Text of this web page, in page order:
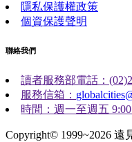
隱私保護權政策
個資保護聲明
聯絡我們
讀者服務部電話：
服務信箱：
時間：週一至週五 9:00
Copyright© 1999~2026